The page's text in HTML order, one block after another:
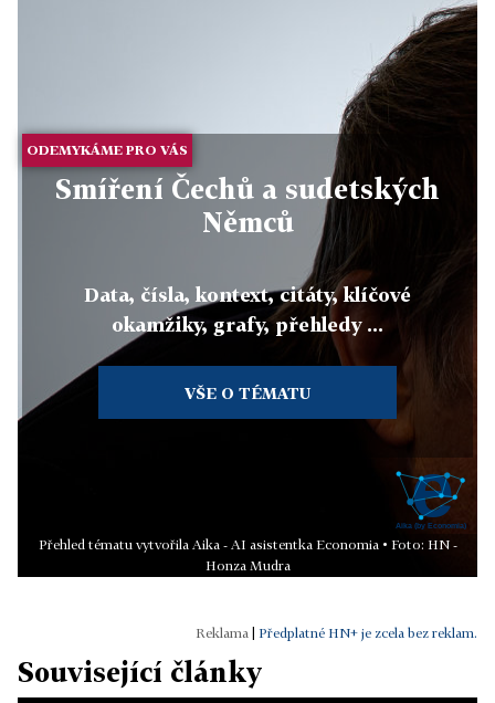
ODEMYKÁME PRO VÁS
Smíření Čechů a sudetských
Němců
Data, čísla, kontext, citáty, klíčové
okamžiky, grafy, přehledy ...
VŠE O TÉMATU
Přehled tématu vytvořila Aika - AI asistentka Economia • Foto: HN -
Honza Mudra
| Předplatné HN+ je zcela bez reklam.
Související články